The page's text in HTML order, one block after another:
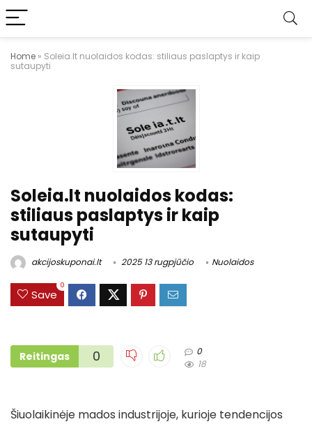
Home » Soleia.lt nuolaidos kodas: stiliaus paslaptys ir kaip
sutaupyti
Soleia.lt nuolaidos kodas:
stiliaus paslaptys ir kaip
sutaupyti
akcijoskuponai.lt 2025 13 rugpjūčio Nuolaidos
Save
0
Reitingas 0
0
18
Šiuolaikinėje mados industrijoje, kurioje tendencijos